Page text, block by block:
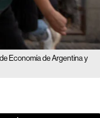
Economía de Argentina y